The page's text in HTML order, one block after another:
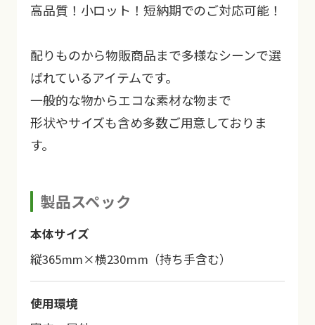
高品質！小ロット！短納期でのご対応可能！
配りものから物販商品まで多様なシーンで選
ばれているアイテムです。
一般的な物からエコな素材な物まで
形状やサイズも含め多数ご用意しておりま
す。
製品スペック
本体サイズ
縦365mm×横230mm（持ち手含む）
使用環境